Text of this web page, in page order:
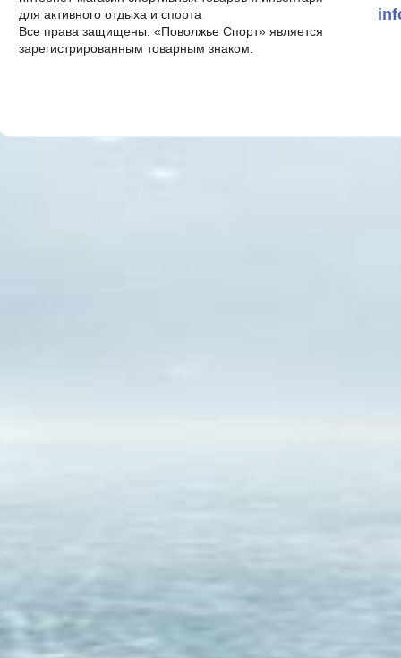
для активного отдыха и спорта
Все права защищены. «Поволжье Спорт» является
зарегистрированным товарным знаком.